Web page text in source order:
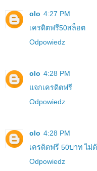
olo 4:27 PM
เครดิตฟรี50สล็อต
Odpowiedz
olo 4:28 PM
แจกเครดิตฟรี
Odpowiedz
olo 4:28 PM
เครดิตฟรี 50บาท ไม่
Odpowiedz